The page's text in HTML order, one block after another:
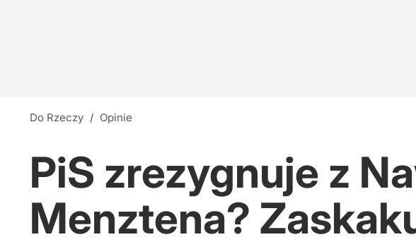
Do Rzeczy / Opinie
PiS zrezygnuje z
Menztena?